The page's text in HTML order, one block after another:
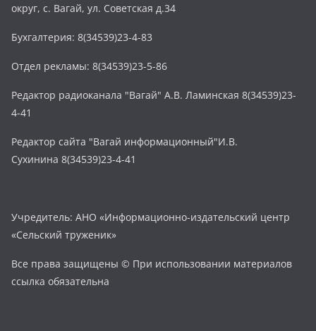
округ, с. Вагай, ул. Советская д.34
Бухгалтерия: 8(34539)23-4-83
Отдел рекламы: 8(34539)23-5-86
Редактор радиоканала "Вагай" А.В. Ламинская 8(34539)23-
4-41
Редактор сайта "Вагай информационный"И.В.
Сухинина 8(34539)23-4-41
Учредитель: АНО «Информационно-издательский центр
«Сельский труженик»
Все права защищены © При использовании материалов
ссылка обязательна